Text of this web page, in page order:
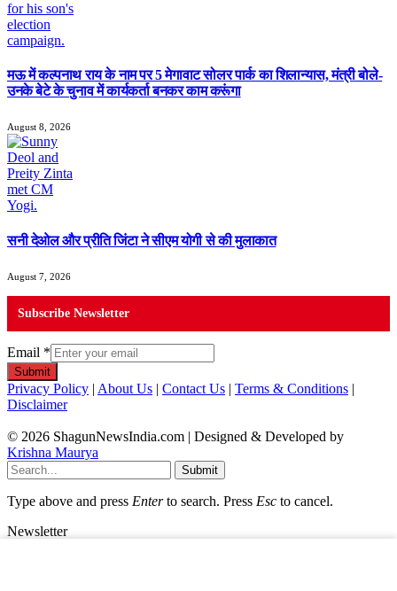
मऊ में कल्पनाथ राय के नाम पर 5 मेगावाट सोलर पार्क का शिलान्यास, मंत्री बोले-
उनके बेटे के चुनाव में कार्यकर्ता बनकर काम करूंगा
August 8, 2026
सनी देओल और प्रीति जिंटा ने सीएम योगी से की मुलाकात
August 7, 2026
Subscribe Newsletter
Email *
Submit
Privacy Policy | About Us | Contact Us | Terms & Conditions |
Disclaimer
© 2026 ShagunNewsIndia.com | Designed & Developed by
Krishna Maurya
Submit
Type above and press Enterto search. Press Esc to cancel.
Newsletter